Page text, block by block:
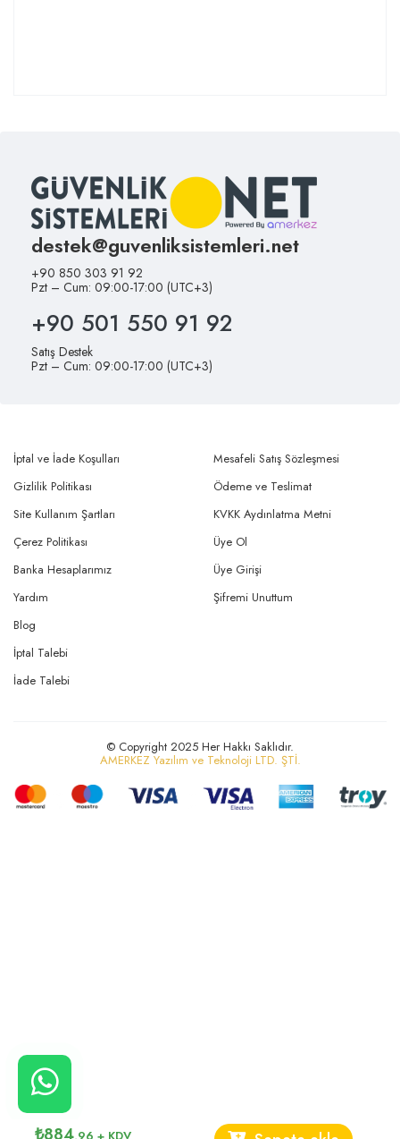
destek@guvenliksistemleri.net
+90 850 303 91 92
Pzt – Cum: 09:00-17:00 (UTC+3)
+90 501 550 91 92
Satış Destek
Pzt – Cum: 09:00-17:00 (UTC+3)
İptal ve İade Koşulları
Gizlilik Politikası
Site Kullanım Şartları
Mesafeli Satış Sözleşmesi
Ödeme ve Teslimat
KVKK Aydınlatma Metni
Çerez Politikası
Banka Hesaplarımız
Yardım
Üye Ol
Üye Girişi
Şifremi Unuttum
Blog
İptal Talebi
İade Talebi
© Copyright 2025 Her Hakkı Saklıdır.
AMERKEZ Yazılım ve Teknoloji LTD. ŞTİ.
CANLI